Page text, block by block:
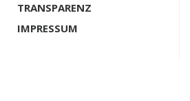
TRANSPARENZ
IMPRESSUM